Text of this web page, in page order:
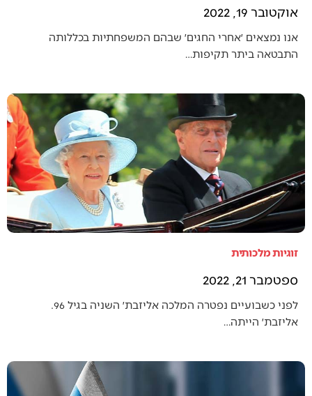
אוקטובר 19, 2022
אנו נמצאים ׳אחרי החגים׳ שבהם המשפחתיות בכללותה
התבטאה ביתר תקיפות…
זוגיות מלכותית
ספטמבר 21, 2022
לפני כשבועיים נפטרה המלכה אליזבת׳ השניה בגיל 96.
אליזבת׳ הייתה…